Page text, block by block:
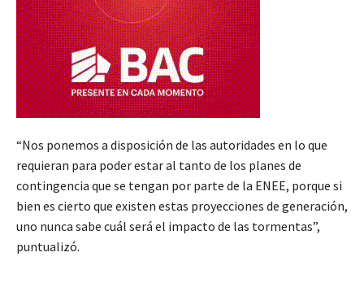
“Nos ponemos a disposición de las autoridades en lo que
requieran para poder estar al tanto de los planes de
contingencia que se tengan por parte de la ENEE, porque si
bien es cierto que existen estas proyecciones de generación,
uno nunca sabe cuál será el impacto de las tormentas”,
puntualizó.